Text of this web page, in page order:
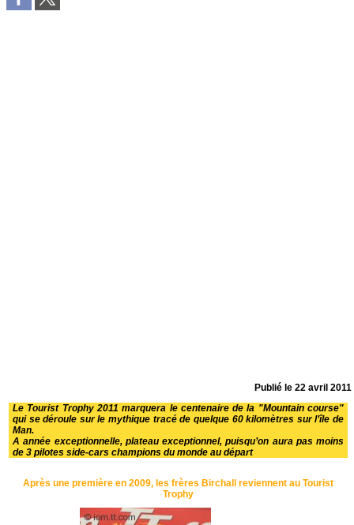
Publié le22 avril 2011
Le Tourist Trophy 2011 marquera le centenaire de la "Mountain course"
qui se déroule sur le mythique tracé de quelque 60 kilomètres sur l’île de
Man.
A année exceptionnelle, plateau exceptionnel, puisqu’on aura pas moins
de 3 pilotes side-cars champions du monde au départ
Après une première en 2009, les frères Birchall reviennent au Tourist
Trophy